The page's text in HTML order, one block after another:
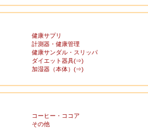
健康サプリ
計測器・健康管理
健康サンダル・スリッパ
ダイエット器具(⇒)
加湿器（本体）(⇒)
コーヒー・ココア
その他